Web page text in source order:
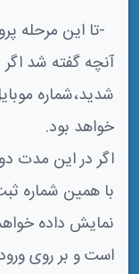
-تا این مرحله
آنچه گفته شد
خواهد بود.
اگر در این مدت
با همین شماره
نمایش داده
است و بر روی